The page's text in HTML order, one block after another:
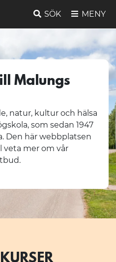
SÖK MENY
Malungs
natur, kultur och hälsa
som sedan 1947
Den här webbplatsen
veta mer om vår